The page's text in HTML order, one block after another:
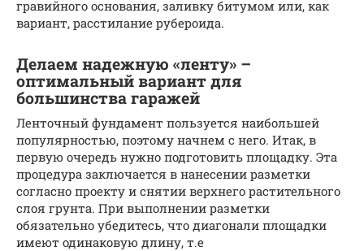
гравийного основания, заливку битумом или, как
вариант, расстилание рубероида.
Делаем надежную «ленту» –
оптимальный вариант для
большинства гаражей
Ленточный фундамент пользуется наибольшей
популярностью, поэтому начнем с него. Итак, в
первую очередь нужно подготовить площадку. Эта
процедура заключается в нанесении разметки
согласно проекту и снятии верхнего растительного
слоя грунта. При выполнении разметки
обязательно убедитесь, что диагонали площадки
имеют одинаковую длину, т.е